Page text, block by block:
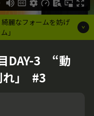
麗なフォームを妨げ
｣
DAY-3 “動
れ｣ #3